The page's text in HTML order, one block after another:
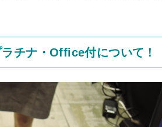
チナ・Office付について！